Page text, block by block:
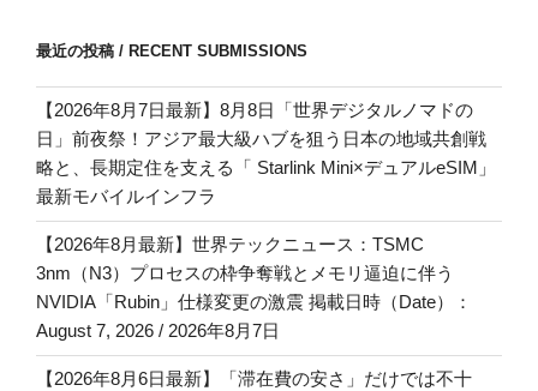
最近の投稿 / RECENT SUBMISSIONS
【2026年8月7日最新】8月8日「世界デジタルノマドの
日」前夜祭！アジア最大級ハブを狙う日本の地域共創戦
略と、長期定住を支える「 Starlink Mini×デュアルeSIM」
最新モバイルインフラ
【2026年8月最新】世界テックニュース：TSMC
3nm（N3）プロセスの枠争奪戦とメモリ逼迫に伴う
NVIDIA「Rubin」仕様変更の激震 掲載日時（Date）：
August 7, 2026 / 2026年8月7日
【2026年8月6日最新】「滞在費の安さ」だけでは不十